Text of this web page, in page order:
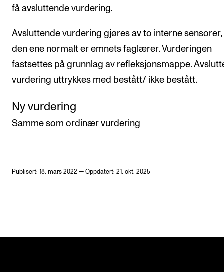
få avsluttende vurdering.
Avsluttende vurdering gjøres av to interne sensorer,
den ene normalt er emnets faglærer. Vurderingen
fastsettes på grunnlag av refleksjonsmappe.
vurdering uttrykkes med bestått/ ikke bestått.
Ny vurdering
Samme som ordinær vurdering
Publisert: 18. mars 2022 — Oppdatert: 21. okt. 2025